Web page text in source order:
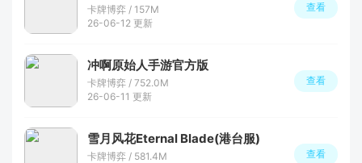
卡牌博弈 / 157M
26-06-12 更新
查看
冲啊原始人手游官方版
卡牌博弈 / 752.0M
26-06-11 更新
查看
雪月风花Eternal Blade(港台服)
卡牌博弈 / 581.4M
查看